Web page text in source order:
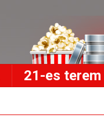
21-es terem